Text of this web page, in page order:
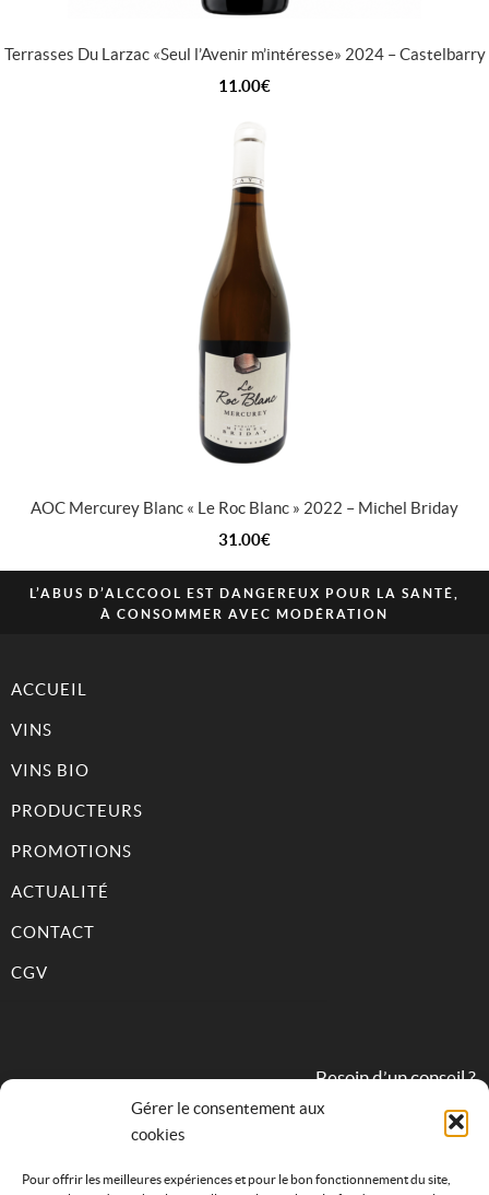
Gérer le consentement aux
cookies
Pour offrir les meilleures expériences et pour le bon fonctionnement du site,
Terrasses Du Larzac « Seul l’Avenir m’intéresse » 2024 – Castelbarry
11.00€
AOC Mercurey Blanc « Le Roc Blanc » 2022 – Michel Briday
31.00€
L’ABUS D’ALCCOOL EST DANGEREUX POUR LA SANTÉ,
À CONSOMMER AVEC MODÉRATION
ACCUEIL
VINS
VINS BIO
PRODUCTEURS
PROMOTIONS
ACTUALITÉ
CONTACT
CGV
Besoin d’un conseil ?
09 82 31 68 83